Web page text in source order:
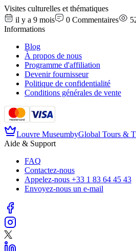
Visites culturelles et thématiques
il y a 9 mois
0 Commentaires
Informations
Blog
À propos de nous
Programme d'affiliation
Devenir fournisseur
Politique de confidentialité
Conditions générales de vente
Louvre MuseumbyGlobal Tours &
Aide & Support
FAQ
Contactez-nous
Appelez-nous +33 1 83 64 45 43
Envoyez-nous un e-mail